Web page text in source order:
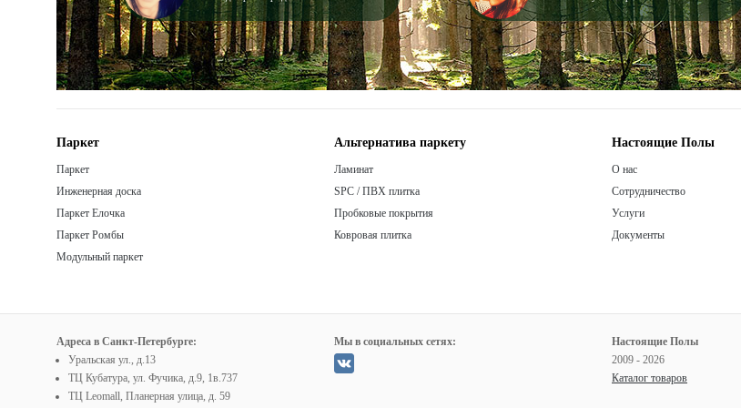
Паркет
Паркет
Инженерная доска
Паркет Елочка
Паркет Ромбы
Модульный паркет
Альтернатива паркету
Ламинат
SPC / ПВХ плитка
Пробковые покрытия
Ковровая плитка
Настоящие Полы
О нас
Сотрудничество
Услуги
Документы
Адреса в Санкт-Петербурге:
Уральская ул., д.13
ТЦ Кубатура, ул. Фучика, д.9, 1в.737
ТЦ Leomall, Планерная улица, д. 59
Мы в социальных сетях:
Настоящие Полы
2009 - 2026
Каталог товаров